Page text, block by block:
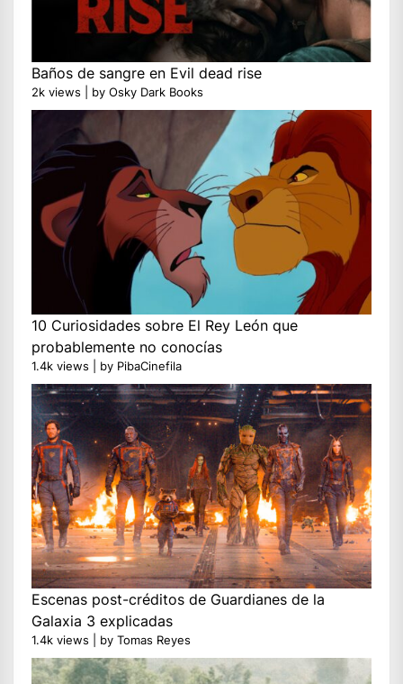
Baños de sangre en Evil dead rise
2k views by Osky Dark Books
10 Curiosidades sobre El Rey León que
probablemente no conocías
1.4k views by PibaCinefila
Escenas post-créditos de Guardianes de la
Galaxia 3 explicadas
1.4k views by Tomas Reyes